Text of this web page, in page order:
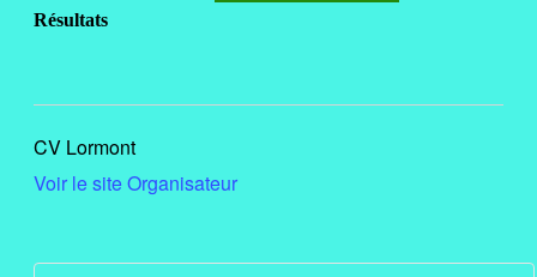
Résultats
CV Lormont
Voir le site Organisateur